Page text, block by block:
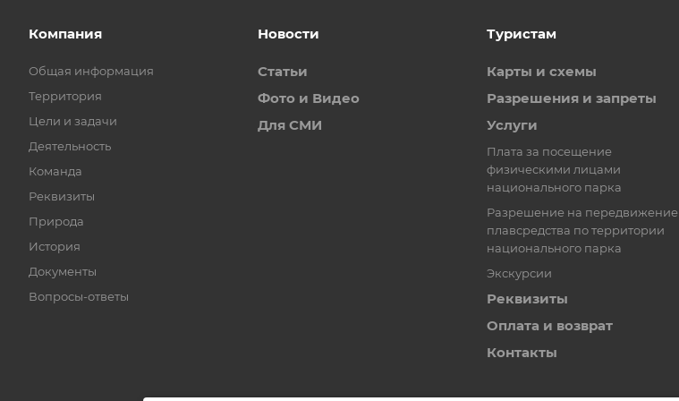
Компания
Общая информация
Территория
Цели и задачи
Деятельность
Команда
Реквизиты
Природа
История
Документы
Вопросы-ответы
Новости
Статьи
Фото и Видео
Для СМИ
Туристам
Карты и схемы
Разрешения и запреты
Услуги
Плата за посещение
физическими лицами
национального парка
Разрешение на передвижение
плавсредства по территории
национального парка
Экскурсии
Реквизиты
Оплата и возврат
Контакты